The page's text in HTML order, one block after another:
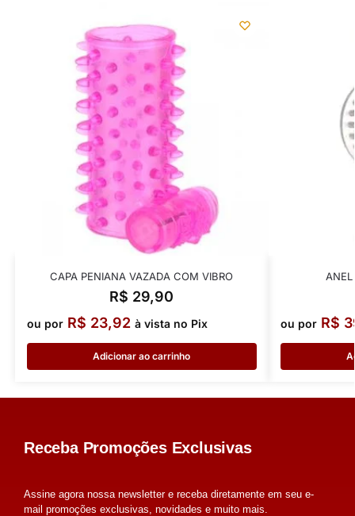
CAPA PENIANA VAZADA COM VIBRO
R$ 29,90
ou por R$ 23,92 à vista no Pix
Adicionar ao carrinho
ou por R$
Receba Promoções Exclusivas
Assine agora nossa newsletter e receba diretamente em seu e-
mail promoções exclusivas, novidades e muito mais.